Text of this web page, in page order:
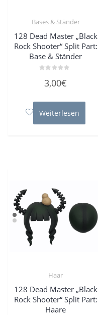
Bases & Ständer
128 Dead Master „Black
Rock Shooter“ Split Part:
Base & Ständer
mit
5
3,00€
Weiterlesen
Haar
128 Dead Master „Black
Rock Shooter“ Split Part:
Haare